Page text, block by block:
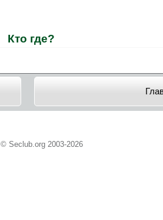
Кто где?
© Seclub.org 2003-2026